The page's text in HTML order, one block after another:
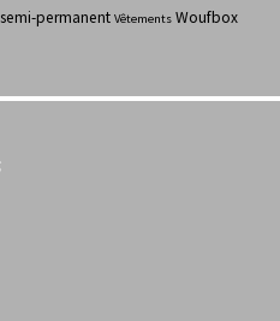
permanent Vêtements Woufbox